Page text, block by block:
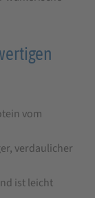
vom
verdaulicher
ist leicht